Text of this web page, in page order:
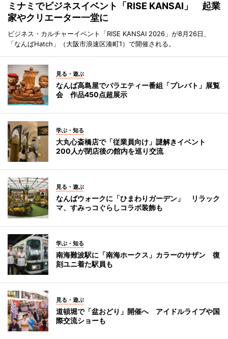
ミナミでビジネスイベント「RISE KANSAI」 起業
家やクリエーター一堂に
ビジネス・カルチャーイベント「RISE KANSAI 2026」が8月26日、
「なんばHatch」（大阪市浪速区湊町1）で開催される。
見る・遊ぶ
なんば高島屋でバラエティー番組「プレバト」展覧
会 作品450点超展示
学ぶ・知る
大丸心斎橋店で「従業員向け」謎解きイベント
200人が閉店後の館内を巡り交流
見る・遊ぶ
なんばウォークに「ひまわりガーデン」 リラック
マ、すみっコぐらしコラボ装飾も
学ぶ・知る
南海難波駅に「南海ホークス」カラーのサザン 復
刻ユニ着た駅員も
見る・遊ぶ
道頓堀で「盆おどり」開催へ アイドルライブや国
際交流ショーも